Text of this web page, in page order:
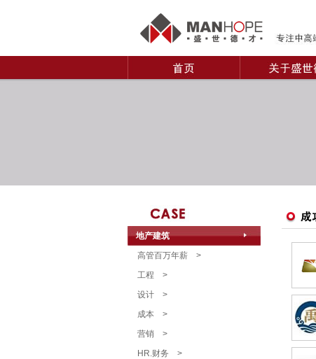
地产建筑
高管百万年薪 >
工程 >
设计 >
成本 >
营销 >
HR.财务 >